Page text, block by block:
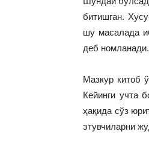
битишган.
шу масалада
деб номланади.
Мазкур китоб
Кейинги учта
ҳақида сўз
этувчиларни